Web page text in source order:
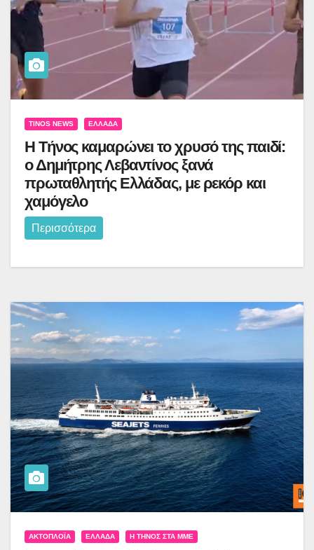
TINOS NEWS ΕΛΛΆΔΑ
Η Τήνος καμαρώνει το χρυσό της παιδί:
ο Δημήτρης Λεβαντίνος ξανά
πρωταθλητής Ελλάδας, με ρεκόρ και
χαμόγελο
Περισσότερα
ΑΚΤΟΠΛΟΪ́Α ΕΛΛΆΔΑ Η ΤΉΝΟΣ ΣΤΑ ΜΜΕ